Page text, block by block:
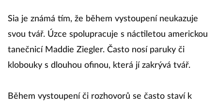
Sia je známá tím, že během vystoupení neukazuje
svou tvář. Úzce spolupracuje s náctiletou americkou
tanečnicí Maddie Ziegler. Často nosí paruky či
klobouky s dlouhou ofinou, která jí zakrývá tvář.
Během vystoupení či rozhovorů se často staví k